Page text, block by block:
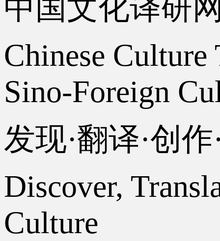
中国文化译研
Chinese
Sino-Foreign
发现·翻译·创
Discover,
Culture